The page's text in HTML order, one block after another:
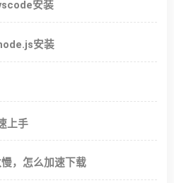
安装
安装
上手
，怎么加速下载